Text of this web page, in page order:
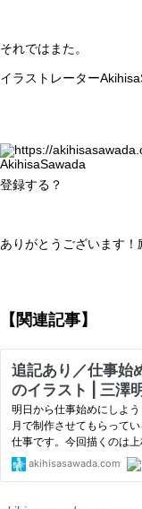
それではまた。
イラストレーター
AkihisaSawada
登録する？
ありがとうございます
【関連記事】